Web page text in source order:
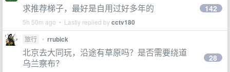
求推荐梯子，最好是自用过好多年的
5h 50m ago • Lastly replied bycctv180
142
旅行 • rrubick
北京去大同玩，沿途有草原吗？是否需要绕道
乌兰察布？
28